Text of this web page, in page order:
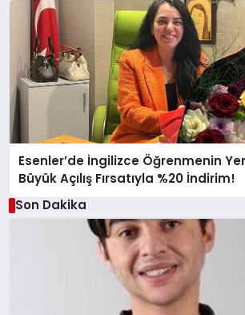
Esenler’de İngilizce Öğrenmenin
Büyük Açılış Fırsatıyla %20 İndirim!
Son Dakika